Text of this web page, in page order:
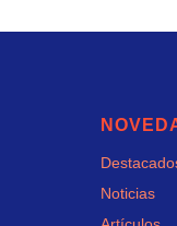
Noticias